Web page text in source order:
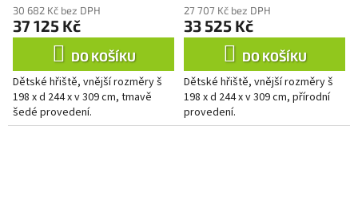
30 682 Kč bez DPH
37 125 Kč
DO KOŠÍKU
Dětské hřiště, vnější rozměry š
198 x d 244 x v 309 cm, tmavě
šedé provedení.
27 707 Kč bez DPH
33 525 Kč
DO KOŠÍKU
Dětské hřiště, vnější rozměry š
198 x d 244 x v 309 cm, přírodní
provedení.